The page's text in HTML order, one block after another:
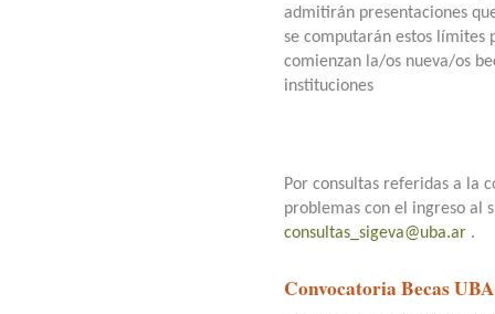
admitirán presentaciones
se computarán estos límites
comienzan la/os nueva/os
instituciones
Por consultas referidas a la
problemas con el ingreso al
consultas_sigeva@uba.ar .
Convocatoria Becas